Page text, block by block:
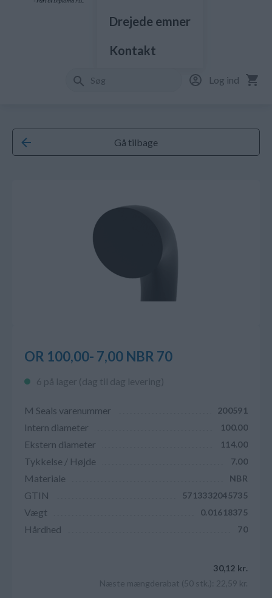
Drejede emner
Kontakt
Log ind
Gå tilbage
OR 100,00- 7,00 NBR 70
6 på lager (dag til dag levering)
M Seals varenummer 200591
Intern diameter 100.00
Ekstern diameter 114.00
Tykkelse / Højde 7.00
Materiale NBR
GTIN 5713332045735
Vægt 0.01618375
Hårdhed 70
30,12 kr.
Næste mængderabat (50 stk.): 22,59 kr.